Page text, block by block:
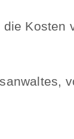
Kosten